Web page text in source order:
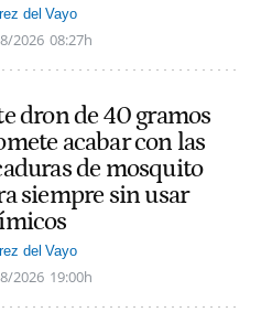
del Vayo
2026 08:27h
dron de 40 gramos
acabar con las
de mosquito
siempre sin usar
del Vayo
2026 19:00h